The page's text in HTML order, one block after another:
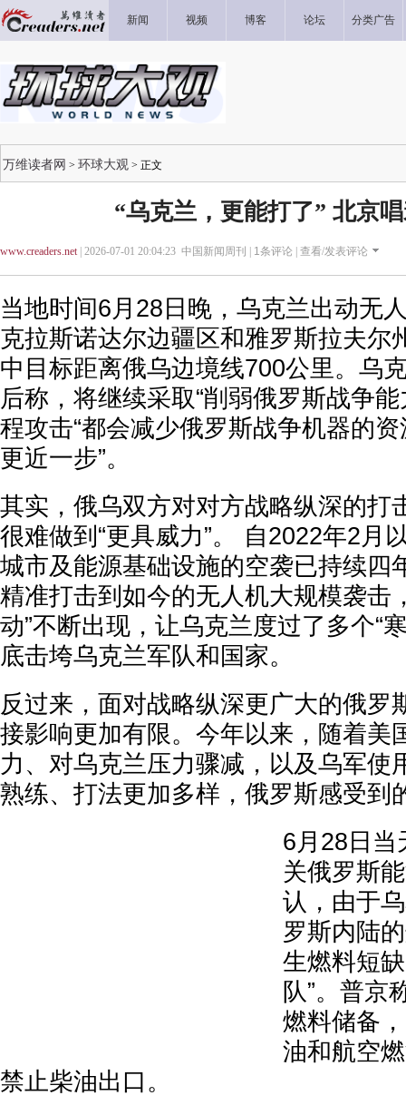
新闻 视频 博客 论坛 分类广告
万维读者网 > 环球大观 > 正文
“乌克兰，更能打了” 北京
www.creaders.net| 2026-07-01 20:04:23 中国新闻周刊 | 1条评论 | 查看/发表评论
当地时间6月28日晚，乌克兰出动无
克拉斯诺达尔边疆区和雅罗斯拉夫尔
中目标距离俄乌边境线700公里。乌
后称，将继续采取“削弱俄罗斯战争
程攻击“都会减少俄罗斯战争机器的
更近一步”。
其实，俄乌双方对对方战略纵深的打
很难做到“更具威力”。 自2022年2月
城市及能源基础设施的空袭已持续四
精准打击到如今的无人机大规模袭击
动”不断出现，让乌克兰度过了多个“
底击垮乌克兰军队和国家。
反过来，面对战略纵深更广大的俄罗
接影响更加有限。今年以来，随着美
力、对乌克兰压力骤减，以及乌军使
熟练、打法更加多样，俄罗斯感受到
6月28日当
关俄罗斯
认，由于
罗斯内陆
生燃料短
队”。普京
燃料储备
油和航空
禁止柴油出口。